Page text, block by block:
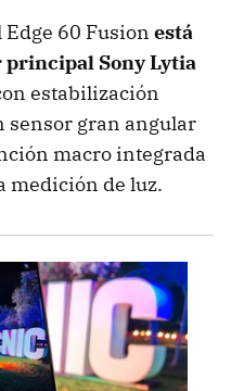
60 Fusion está
principal Sony Lytia
estabilización
sensor gran angular
macro integrada
medición de luz.